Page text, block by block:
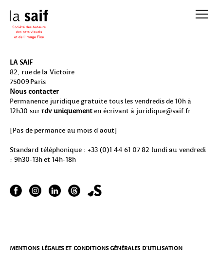
LA SAIF
82, rue de la Victoire
75009 Paris
Nous contacter
Permanence juridique gratuite tous les vendredis de 10h à
12h30 sur rdv uniquementen écrivant à juridique@saif.fr
[Pas de permance au mois d'août]
Standard téléphonique : +33 (0)1 44 61 07 82 lundi au vendredi
: 9h30-13h et 14h-18h
MENTIONS LÉGALES ET CONDITIONS GÉNÉRALES D’UTILISATION